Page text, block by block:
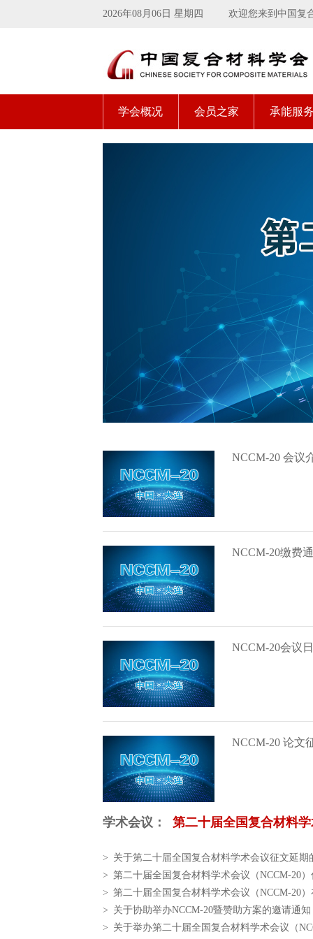
2026年08月06日 星期四 欢迎您来到中国复
学会概况 会员之家 承能服
NCCM-20 会议
NCCM-20缴费
NCCM-20会议
NCCM-20 论文
学术会议： 第二十届全国复合材料
> 关于第二十届全国复合材料学术会议征文延期
> 第二十届全国复合材料学术会议（NCCM-20
> 第二十届全国复合材料学术会议（NCCM-20
> 关于协助举办NCCM-20暨赞助方案的邀请通知
> 关于举办第二十届全国复合材料学术会议（